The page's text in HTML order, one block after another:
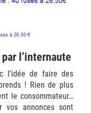
l’internaute
l’idée de faire des
! Rien de plus
le consommateur…
annonces sont